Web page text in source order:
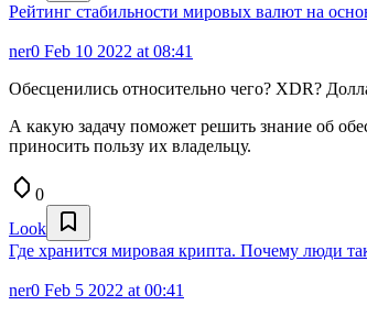
Рейтинг стабильности мировых валют на
ner0 Feb 10 2022 at 08:41
Обесценились относительно чего? XDR?
А какую задачу поможет решить знание об
приносить пользу их владельцу.
0
Look
Где хранится мировая крипта. Почему люди
ner0 Feb 5 2022 at 00:41